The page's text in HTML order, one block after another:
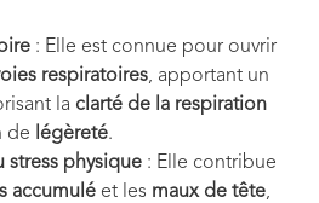
: Elle est connue pour ouvrir
respiratoires, apportant un
la clarté de la respiration
de
légèreté.
stress physique : Elle contribue
accumulé et les maux de tête,